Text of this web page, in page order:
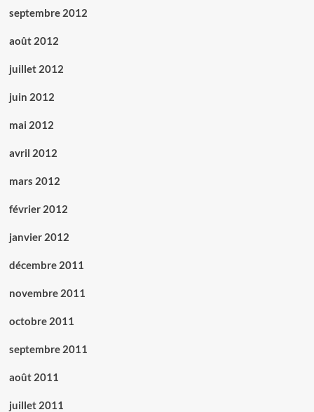
septembre 2012
août 2012
juillet 2012
juin 2012
mai 2012
avril 2012
mars 2012
février 2012
janvier 2012
décembre 2011
novembre 2011
octobre 2011
septembre 2011
août 2011
juillet 2011